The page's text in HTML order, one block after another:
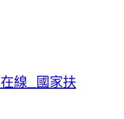
線_國家扶